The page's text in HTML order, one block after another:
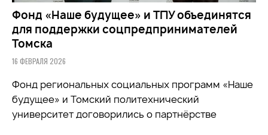
Фонд «Наше будущее» и ТПУ объединятся
для поддержки соцпредпринимателей
Томска
16 ФЕВРАЛЯ 2026
Фонд региональных социальных программ «Наше
будущее» и Томский политехнический
университет договорились о партнёрстве